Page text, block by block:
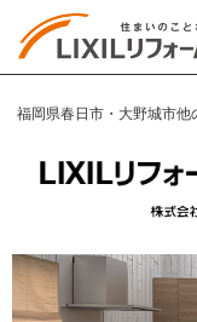
福岡県春日市・大野城市